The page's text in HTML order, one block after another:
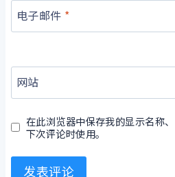
电子邮件 *
网站
在此浏览器中保存我的显示名称
下次评论时使用。